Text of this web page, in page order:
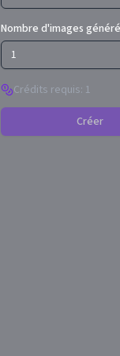
Nombre d'images
1
Crédits requis: 1
Créer